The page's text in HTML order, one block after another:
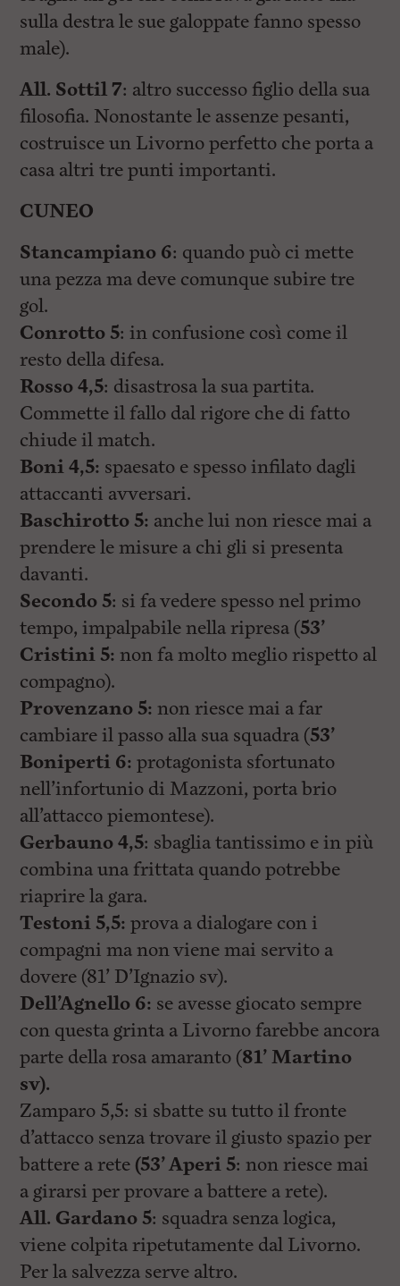
sulla destra le sue galoppate fanno spesso
male).
All. Sottil 7: altro successo figlio della sua
filosofia. Nonostante le assenze pesanti,
costruisce un Livorno perfetto che porta a
casa altri tre punti importanti.
CUNEO
Stancampiano 6: quando può ci mette
una pezza ma deve comunque subire tre
gol.
Conrotto 5: in confusione così come il
resto della difesa.
Rosso 4,5: disastrosa la sua partita.
Commette il fallo dal rigore che di fatto
chiude il match.
Boni 4,5: spaesato e spesso infilato dagli
attaccanti avversari.
Baschirotto 5: anche lui non riesce mai a
prendere le misure a chi gli si presenta
davanti.
Secondo 5: si fa vedere spesso nel primo
tempo, impalpabile nella ripresa (53’
Cristini 5: non fa molto meglio rispetto al
compagno).
Provenzano 5: non riesce mai a far
cambiare il passo alla sua squadra (53’
Boniperti 6: protagonista sfortunato
nell’infortunio di Mazzoni, porta brio
all’attacco piemontese).
Gerbauno 4,5: sbaglia tantissimo e in più
combina una frittata quando potrebbe
riaprire la gara.
Testoni 5,5: prova a dialogare con i
compagni ma non viene mai servito a
dovere (81’ D’Ignazio sv).
Dell’Agnello 6: se avesse giocato sempre
con questa grinta a Livorno farebbe ancora
parte della rosa amaranto (81’ Martino
sv).
Zamparo 5,5: si sbatte su tutto il fronte
d’attacco senza trovare il giusto spazio per
battere a rete (53’ Aperi 5: non riesce mai
a girarsi per provare a battere a rete).
All. Gardano 5: squadra senza logica,
viene colpita ripetutamente dal Livorno.
Per la salvezza serve altro.